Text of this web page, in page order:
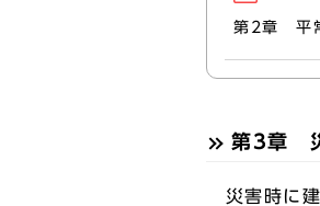
第2章 平
第3章
災害時に建